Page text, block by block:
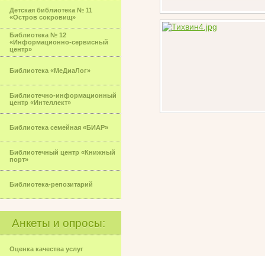
Детская библиотека № 11
«Остров сокровищ»
Библиотека № 12
«Информационно-сервисный
центр»
Библиотека «МеДиаЛог»
Библиотечно-информационный
центр «Интеллект»
Библиотека семейная «БИАР»
Библиотечный центр «Книжный
порт»
Библиотека-репозитарий
Анкеты и опросы:
Оценка качества услуг